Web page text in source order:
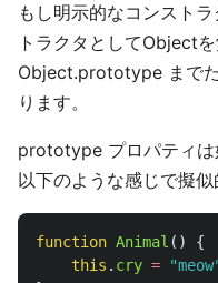
もし明示的なコンスト
トラクタとしてObject
Object.prototype まで
ります。
prototype プロパティは
以下のような感じで擬似
function Animal ()
{
this . cry = "meow